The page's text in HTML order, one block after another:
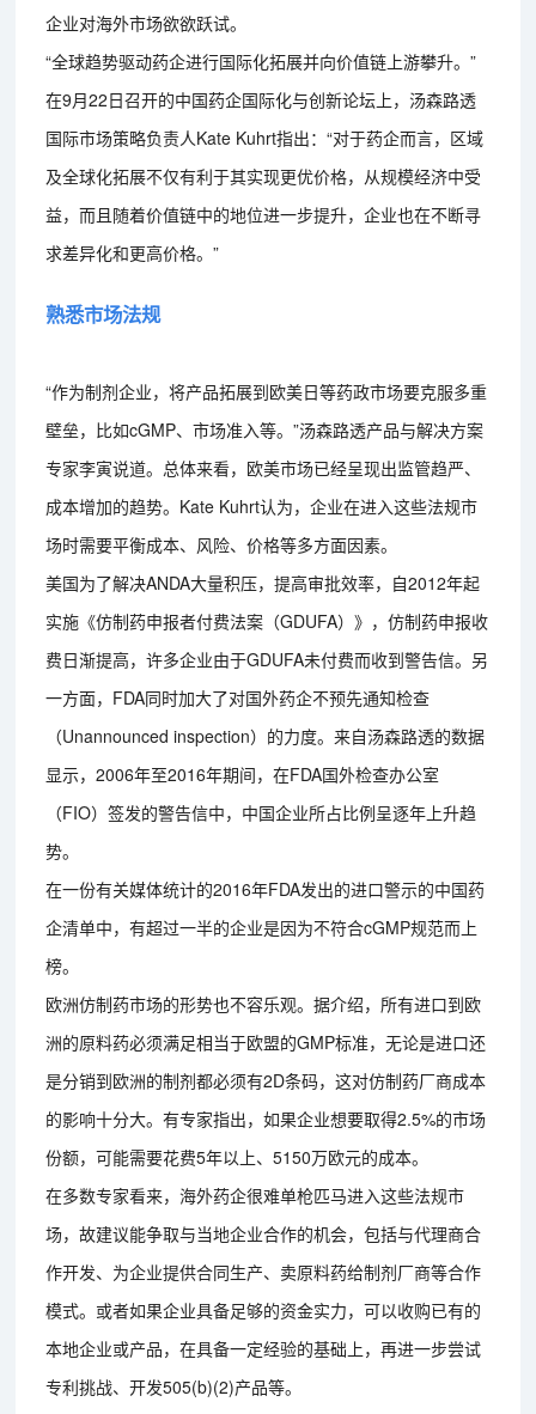
企业对海外市场欲欲跃试。
“全球趋势驱动药企进行国际化拓展并向价值链上游攀升。”
在9月22日召开的中国药企国际化与创新论坛上，汤森路透
国际市场策略负责人Kate Kuhrt指出：“对于药企而言，区域
及全球化拓展不仅有利于其实现更优价格，从规模经济中受
益，而且随着价值链中的地位进一步提升，企业也在不断寻
求差异化和更高价格。”
熟悉市场法规
“作为制剂企业，将产品拓展到欧美日等药政市场要克服多重
壁垒，比如cGMP、市场准入等。”汤森路透产品与解决方案
专家李寅说道。总体来看，欧美市场已经呈现出监管趋严、
成本增加的趋势。Kate Kuhrt认为，企业在进入这些法规市
场时需要平衡成本、风险、价格等多方面因素。
美国为了解决ANDA大量积压，提高审批效率，自2012年起
实施《仿制药申报者付费法案（GDUFA）》，仿制药申报收
费日渐提高，许多企业由于GDUFA未付费而收到警告信。另
一方面，FDA同时加大了对国外药企不预先通知检查
（Unannounced inspection）的力度。来自汤森路透的数据
显示，2006年至2016年期间，在FDA国外检查办公室
（FIO）签发的警告信中，中国企业所占比例呈逐年上升趋
势。
在一份有关媒体统计的2016年FDA发出的进口警示的中国药
企清单中，有超过一半的企业是因为不符合cGMP规范而上
榜。
欧洲仿制药市场的形势也不容乐观。据介绍，所有进口到欧
洲的原料药必须满足相当于欧盟的GMP标准，无论是进口还
是分销到欧洲的制剂都必须有2D条码，这对仿制药厂商成本
的影响十分大。有专家指出，如果企业想要取得2.5%的市场
份额，可能需要花费5年以上、5150万欧元的成本。
在多数专家看来，海外药企很难单枪匹马进入这些法规市
场，故建议能争取与当地企业合作的机会，包括与代理商合
作开发、为企业提供合同生产、卖原料药给制剂厂商等合作
模式。或者如果企业具备足够的资金实力，可以收购已有的
本地企业或产品，在具备一定经验的基础上，再进一步尝试
专利挑战、开发505(b)(2)产品等。